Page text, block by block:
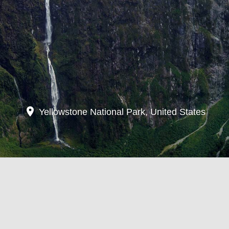
location_onYellowstone National Park, United States